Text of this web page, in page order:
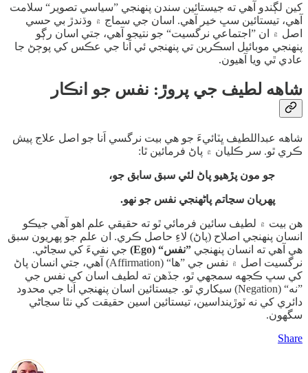
​کين لڳندو آهي ته جيستائين سندن پنهنجي ”سياسي تصوير“ سلامت
آهي، تيستائين سڀ خير آهي. اسان جي سماج ۾ وڌندڙ بي حسي
اصل ۾ ان ”اجتماعي نرگسيت“ جو نتيجو آهي، جتي اسان رڳو
پنهنجي موبائيل اسڪرين تي پنهنجي ئي اَنا جي عڪس کي پوڄڻ جا
عادي ٿي ويا آهيون.
​شاهه لطيف جي پروڙ: نفس جو انڪار
​شاهه عبداللطيف ڀٽائيءَ جو هي بيت نرگسي اَنا جو اصل علاج پيش
ڪري ٿو. سر ڪليان ۾ پاڻ فرمائين ٿا:
جو مون پڙهيو پاڻ لئي سبق سابق جو،
پهريان سڃاتم پاڻهنجي نفس جو نهو.
​هن بيت ۾ لطيف سائين فرمائي ٿو ته حقيقي علم اهو آهي جيڪو
انسان پنهنجي اصلاح (پاڻ) لاءِ حاصل ڪري. ان علم جو پهريون سبق
هي آهي ته انسان پنهنجي ”نفس“ (Ego)
جي نفيءَ کي سڃاڻي.
نرگسيت اصل ۾ نفس جي ”ها“ (Affirmation) آهي، جتي انسان پاڻ
کي سڀ ڪجهه سمجهي ٿو، جڏهن ته لطيف اسان کي نفس جي
”نه“ (Negation) سيکاري ٿو. جيستائين اسان پنهنجي اَنا جي محدود
دائري کي نه ٽوڙينداسين، تيستائين اسين حقيقت کي نٿا سڃاڻي
سگهون.
Share